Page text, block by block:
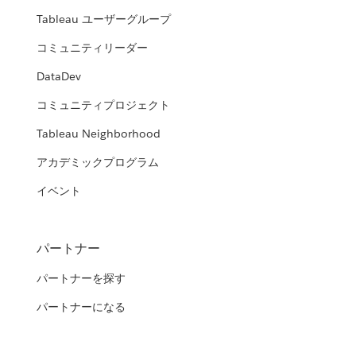
Tableau ユーザーグループ
コミュニティリーダー
DataDev
コミュニティプロジェクト
Tableau Neighborhood
アカデミックプログラム
イベント
パートナー
パートナーを探す
パートナーになる